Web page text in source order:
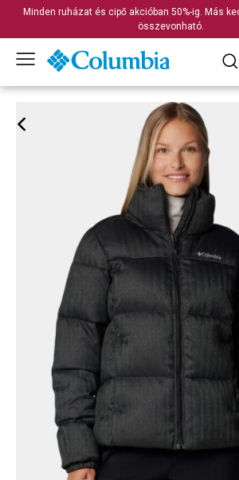
Minden ruházat és cipő akcióban 50%-ig. Más
összevonható.